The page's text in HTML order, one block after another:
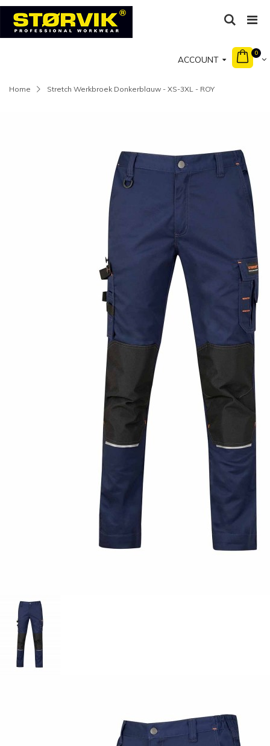
ACCOUNT
0
Home Stretch Werkbroek Donkerblauw - XS-3XL - ROY